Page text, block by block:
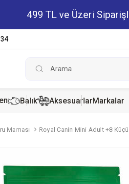
499 TL ve Üzeri
Kedi Konserve Maması
Köpek Konserve Mamaları
Tavşan Yemi
Balık AksesuarlarMarkalar
Maması Royal Canin Mini Adult +8